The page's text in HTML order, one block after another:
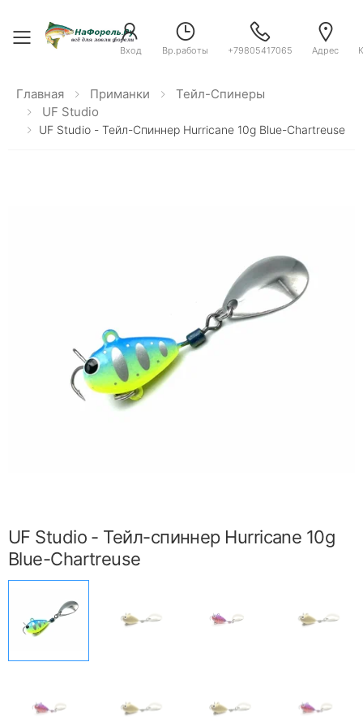
Toggle menu
Вход Вр.работы +79805417065 Адрес
Главная Приманки
Тейл-Спинеры
UF Studio
UF Studio - Тейл-Спиннер Hurricane 10g Blue-Chartreuse
UF Studio - Тейл-спиннер Hurricane 10g
Blue-Chartreuse